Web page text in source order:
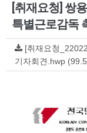
[취재요청] 쌍
특별근로감독
[취재요청
기자회견.hwp